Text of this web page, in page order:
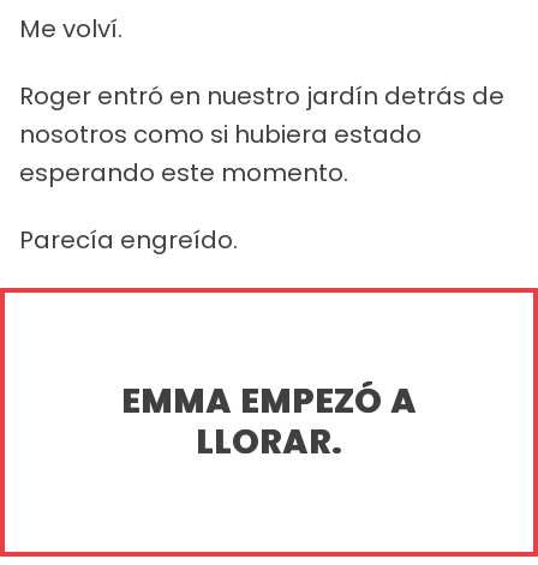
Me volví.
Roger entró en nuestro jardín detrás de
nosotros como si hubiera estado
esperando este momento.
Parecía engreído.
EMMA EMPEZÓ A
LLORAR.